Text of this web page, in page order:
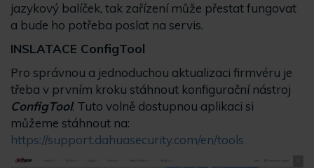
jazykový balíček, tak zařízení může přestat fungovat
a bude ho potřeba poslat na servis.
INSLATACE ConfigTool
Pro správnou a jednoduchou aktualizaci firmvéru je
třeba v prvním kroku stáhnout konfigurační nástroj
ConfigTool. Tuto volně dostupnou aplikaci si
můžeme stáhnout na:
https://support.dahuasecurity.com/en/tools